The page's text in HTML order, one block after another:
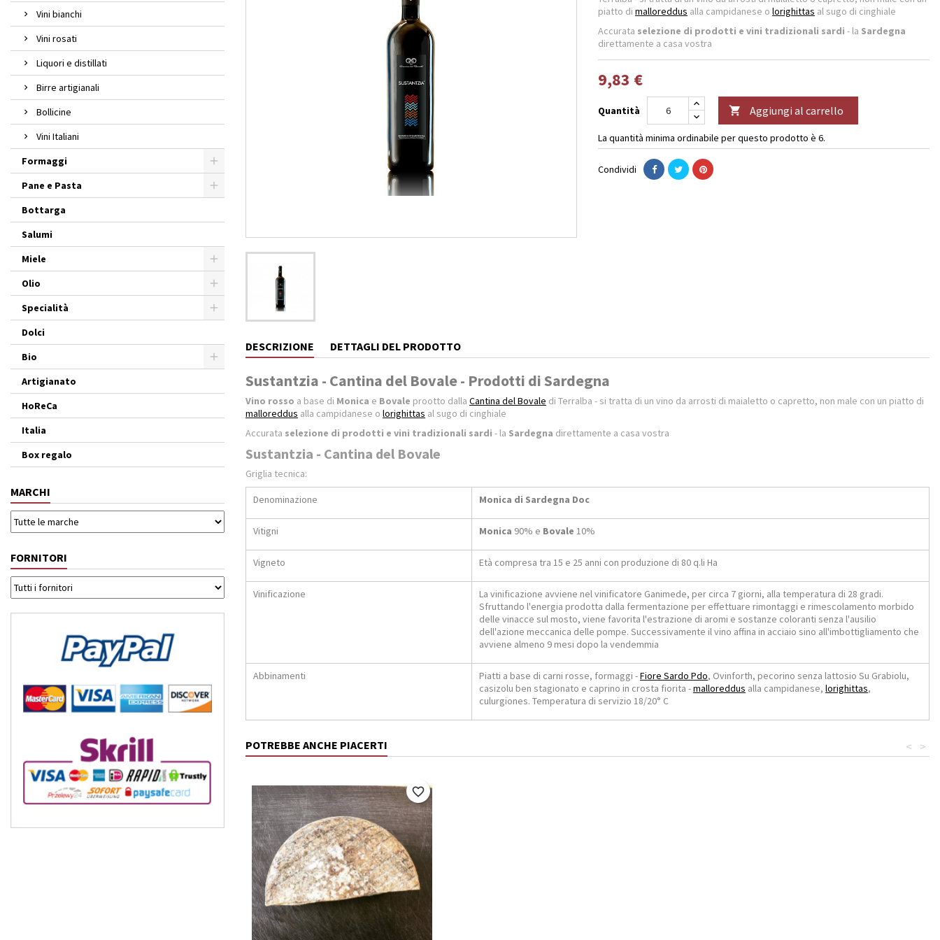
Vini bianchi
Vini rosati
Liquori e distillati
Birre artigianali
Bollicine
Vini Italiani
Formaggi
Pane e Pasta
Bottarga
Salumi
Miele
Olio
Specialità
Dolci
Bio
Artigianato
HoReCa
Italia
Box regalo
MARCHI
FORNITORI
piatto di malloreddus alla campidanese o lorighittas al sugo di cinghiale
Accurata selezione di prodotti e vini tradizionali sardi - la Sardegna
direttamente a casa vostra
9,83 €
Quantità  Aggiungi al carrello
La quantità minima ordinabile per questo prodotto è 6.
Condividi
DESCRIZIONE DETTAGLI DEL PRODOTTO
Sustantzia - Cantina del Bovale - Prodotti di Sardegna
Vino rosso a base di Monica e Bovale prootto dalla Cantina del Bovale di Terralba - si tratta di un vino da arrosti di maialetto o capretto, non male con un piatto di
malloreddus alla campidanese o lorighittas al sugo di cinghiale
Accurata selezione di prodotti e vini tradizionali sardi - la Sardegna direttamente a casa vostra
Sustantzia - Cantina del Bovale
Griglia tecnica:
Denominazione Monica di Sardegna Doc
Vitigni Monica 90% e Bovale 10%
Vigneto Età compresa tra 15 e 25 anni con produzione di 80 q.li Ha
Vinificazione
La vinificazione avviene nel vinificatore Ganimede, per circa 7 giorni, alla temperatura di 28 gradi.
Sfruttando l'energia prodotta dalla fermentazione per effettuare rimontaggi e rimescolamento morbido
delle vinacce sul mosto, viene favorita l'estrazione di aromi e sostanze coloranti senza l'ausilio
dell'azione meccanica delle pompe. Successivamente il vino affina in acciaio sino all'imbottigliamento che
avviene almeno 9 mesi dopo la vendemmia
Abbinamenti Piatti a base di carni rosse, formaggi -Fiore Sardo Pdo, Ovinforth, pecorino senza lattosio Su Grabiolu,
casizolu ben stagionato e caprino in crosta fiorita -malloreddus alla campidanese, lorighittas,
culurgiones. Temperatura di servizio 18/20° C
POTREBBE ANCHE PIACERTI >
<
favorite_border